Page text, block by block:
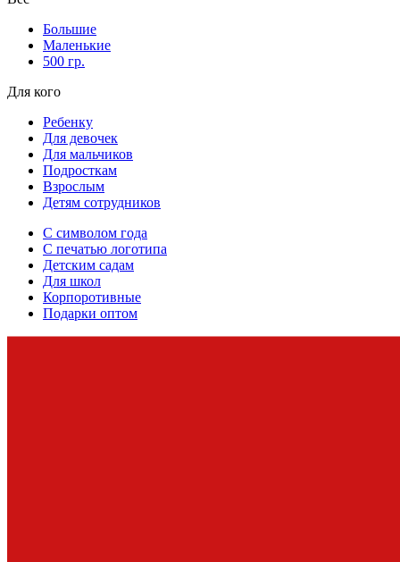
Большие
Маленькие
500 гр.
Для кого
Ребенку
Для девочек
Для мальчиков
Подросткам
Взрослым
Детям сотрудников
С символом года
С печатью логотипа
Детским садам
Для школ
Корпоротивные
Подарки оптом